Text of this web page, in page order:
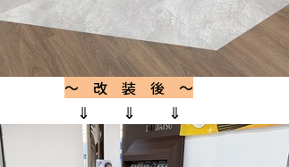
～ 改 装 後 ～
⇓ ⇓ ⇓